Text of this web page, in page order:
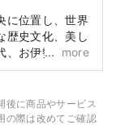
に位置し、世界
歴史文化、美し
、お伊勢参り
の最後の宿場町
商を輩出しまし
で松阪もめんな
more
後に商品やサービス
の際は改めてご確認